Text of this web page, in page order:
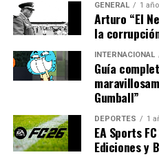
Mirando Hacia
El camino hacia un
América Latina es
estratégico. La colaboración
internacionales serán clave
actuales. Con el apoyo
convertirse en un líder
tecnológica.
GENERAL 1
Arturo “El
la
INTERNACIONAL
Guía
Gumball”
DEPORTES 1
EA Sports
Ediciones y